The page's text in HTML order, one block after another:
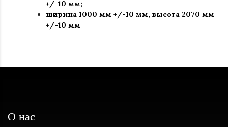
+/-10 мм;
ширина 1000 мм +/-10 мм, высота 2070 мм
+/-10 мм
О нас